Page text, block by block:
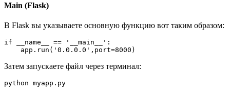
Main (Flask)
В Flask вы указываете основную функцию вот таким образом:
if __name__ == '__main__':
    app.run('0.0.0.0',port=8000)
Затем запускаете файл через терминал:
python myapp.py